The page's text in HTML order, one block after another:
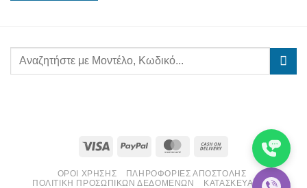
Visa PayPal MasterCard
Delivery
ΌΡΟΙ ΧΡΉΣΗΣ
ΠΛΗΡΟΦΟΡΊΕΣ ΑΠΟΣΤΟΛΉΣ
ΠΟΛΙΤΙΚΉ ΠΡΟΣΩΠΙΚΏΝ ΔΕΔΟΜΈΝΩΝ
ΚΑΤΑΣΚΕΥΑΣΤΈΣ